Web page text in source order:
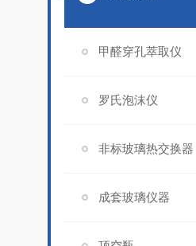
甲醛穿孔萃取仪
罗氏泡沫仪
非标玻璃热交换器
成套玻璃仪器